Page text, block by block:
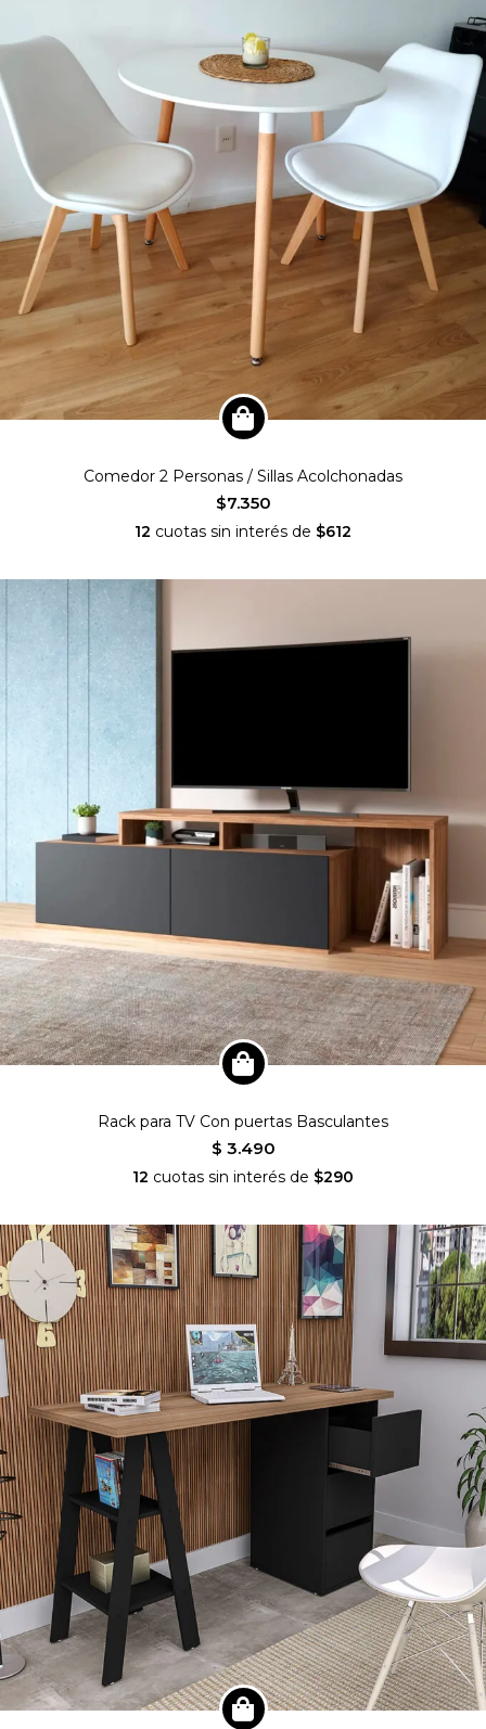
Comedor 2 Personas / Sillas Acolchonadas
$7.350
12 cuotas sin interés de $612
Rack para TV Con puertas Basculantes
$ 3.490
12 cuotas sin interés de $290